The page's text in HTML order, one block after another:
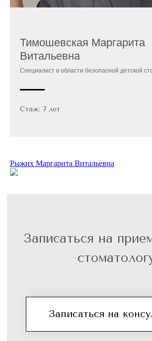
Тимошевская Маргарита
Витальевна
Специалист в области безопасной детской
Стаж: 7 лет
Рыжих Маргарита Витальевна
Записаться на консультацию